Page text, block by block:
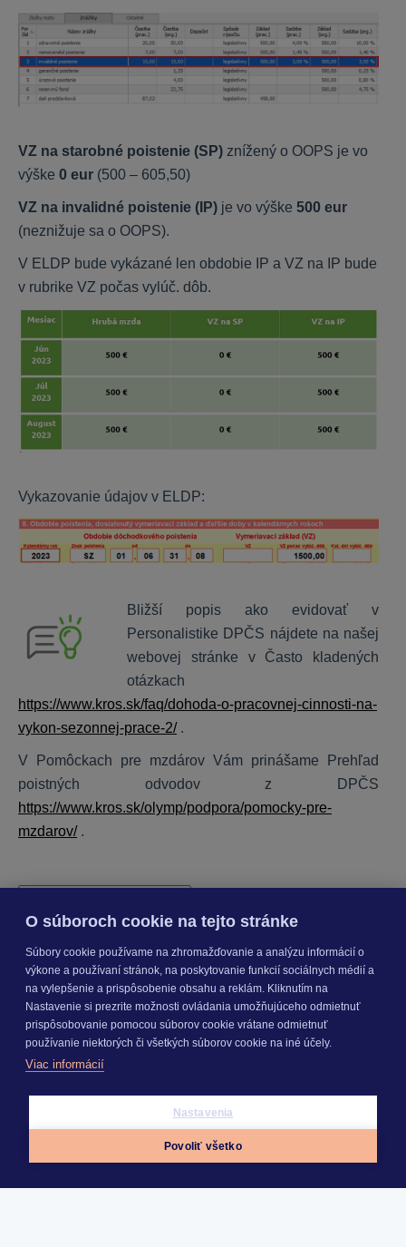
VZ na starobné poistenie (SP) znížený o OOPS je vo
výške 0 eur (500 – 605,50)
VZ na invalidné poistenie (IP) je vo výške 500 eur
(neznižuje sa o OOPS).
V ELDP bude vykázané len obdobie IP a VZ na IP bude
v rubrike VZ počas vylúč. dôb.
Vykazovanie údajov v ELDP:
Bližší popis ako evidovať v
Personalistike DPČS nájdete na našej
webovej stránke v Často kladených
otázkach
https://www.kros.sk/faq/dohoda-o-pracovnej-cinnosti-na-
vykon-sezonnej-prace-2/.
V Pomôckach pre mzdárov Vám prinášame Prehľad
poistných odvodov z DPČS
https://www.kros.sk/olymp/podpora/pomocky-pre-
mzdarov/.
Informácie v dokumente sú spracované k právnemu
stavu platnému ku dňu jeho publikácie. 14.09.2023
KROS a.s.
O súboroch cookie na tejto stránke
Súbory cookie používame na zhromažďovanie a analýzu informácií o
výkone a používaní stránok, na poskytovanie funkcií sociálnych médií a
na vylepšenie a prispôsobenie obsahu a reklám. Kliknutím na
Nastavenie si prezrite možnosti ovládania umožňujúceho odmietnuť
prispôsobovanie pomocou súborov cookie vrátane odmietnuť
používanie niektorých či všetkých súborov cookie na iné účely.
Viac informácií
Nastavenia
Povoliť všetko